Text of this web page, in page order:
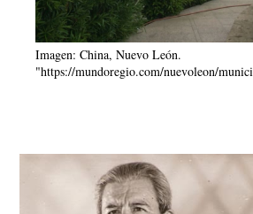
Imagen: China, Nuevo León.
"https://mundoregio.com/nuevoleon/